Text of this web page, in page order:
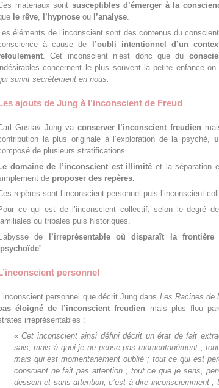
matériaux sontsusceptibles d’émerger à la
le rêve, l’hypnose ou l’analyse.
éléments de l’inconscient sont des contenus du
à cause de l’oubli intentionnel d’un
. Cet inconscient n’est donc que du
concernent le plus souvent la petite enfance on
survit secrètement en nous.
ajouts de Jung à l’inconscient de Freud
Gustav Jung va conserver l’inconscient freudien
la plus originale à l’exploration de la psyché,
de plusieurs stratifications.
domaine de l’inconscient est illimité et la séparation
de proposer des repères.
repères sont l’inconscient personnel puis l’inconscient
ce qui est de l’inconscient collectif, selon le degré
ou tribales puis historiques.
de l’irreprésentable où disparaît la frontière
psychoïde”.
personnel
L’inconscient personnel que décrit Jung dans Les Racines de
éloigné de l’inconscient freudien mais plus flou
irreprésentables :
«Cet inconscient ainsi défini décrit un état de fait
sais, mais à quoi je ne pense pas momentanément ;
mais qui est momentanément oublié ; tout ce qui est
conscient ne fait pas attention ; tout ce que je sens,
dessein et sans attention, c’est à dire inconsciemment ;